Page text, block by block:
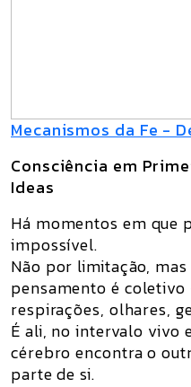
Mecanismos da Fe -
Consciência em
Ideas
Há momentos em que
impossível.
Não por limitação,
pensamento é
respirações, olhares,
É ali, nointervalo vivo
cérebro encontra o
parte de si.